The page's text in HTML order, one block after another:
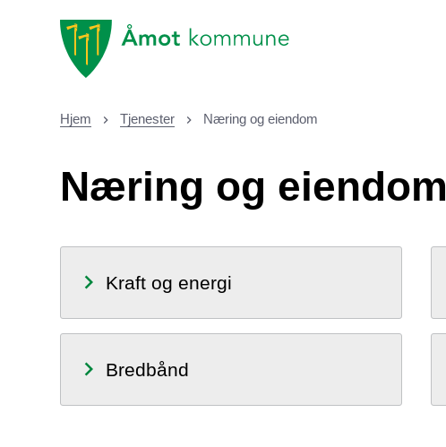
Åmot kommune
Du er her:
Hjem Tjenester Næring og eiendom
Næring og eiendom
Kraft og energi
Bredbånd